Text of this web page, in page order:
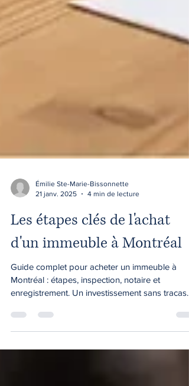
4 min de lecture
Les étapes clés de l'achat
d'un immeuble à Montréal
Guide complet pour acheter un immeuble à
Montréal : étapes, inspection, notaire et
enregistrement. Un investissement sans tracas